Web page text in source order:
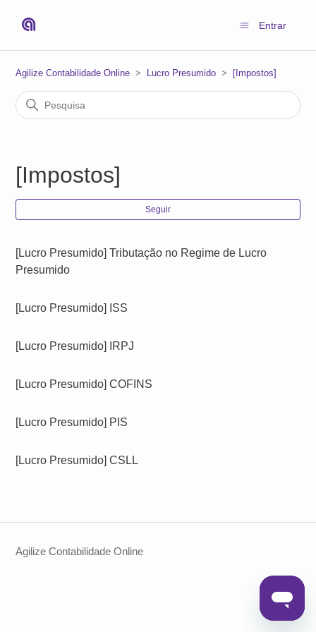
Entrar
Agilize Contabilidade Online Lucro Presumido [Impostos]
[Impostos]
Seguir
[Lucro Presumido] Tributação no Regime de Lucro
Presumido
[Lucro Presumido] ISS
[Lucro Presumido] IRPJ
[Lucro Presumido] COFINS
[Lucro Presumido] PIS
[Lucro Presumido] CSLL
Agilize Contabilidade Online